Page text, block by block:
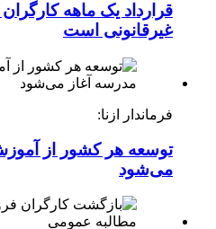
قرارداد یک ماهه
غیرقانونی است
فرماندار ازنا:
توسعه هر کشور از
می‌شود